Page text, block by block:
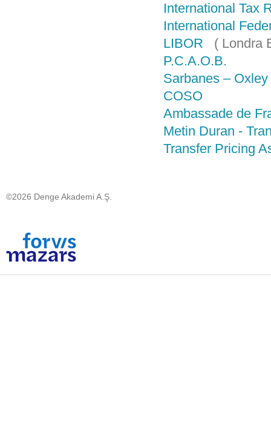
International Tax
International
LIBOR
( Londra
P.C.A.O.B.
Sarbanes – Oxley
COSO
Ambassade de
Metin Duran -
Transfer Pricing
©2026 Denge Akademi A.Ş.